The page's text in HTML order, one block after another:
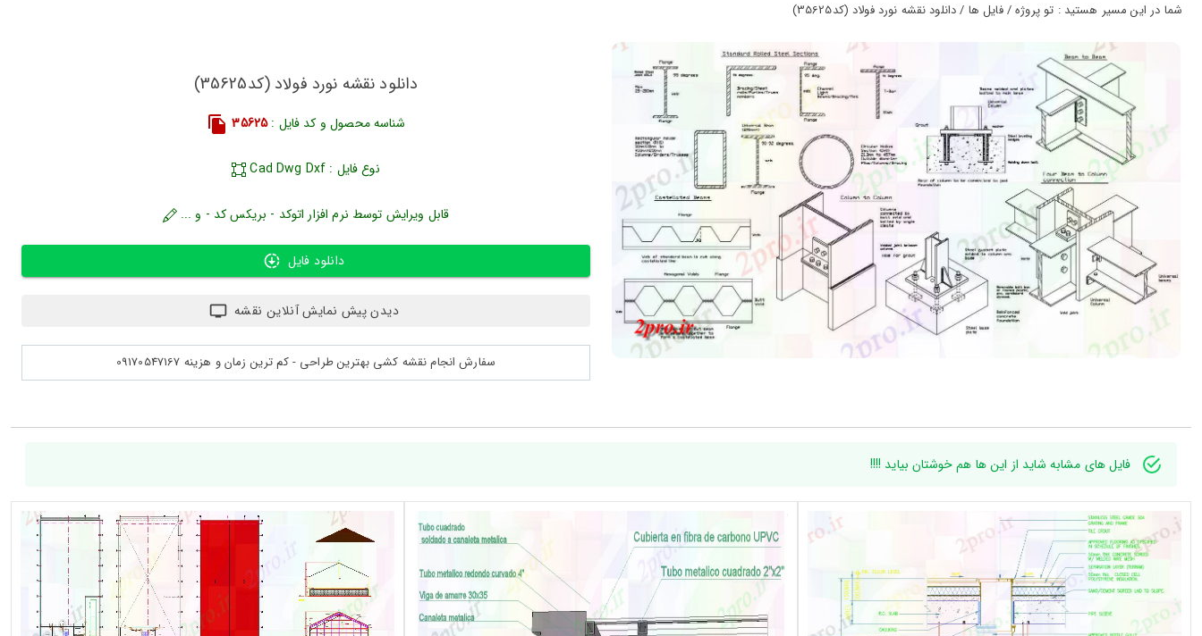
حساب
کاربری
ثبت
بازیابی
رمز
عبور
علاقه
مندی
ها
شما در این مسیر هستید : تو پروژه / فایل ها / دانلود نقشه نورد فولاد (کد35625)
دانلود نقشه نورد فولاد (کد35625)
شناسه محصول و کد فایل :35625
نوع فایل : Cad Dwg Dxf
قابل ویرایش توسط نرم افزار اتوکد - بریکس کد - و ...
دانلود فایل
دیدن پیش نمایش آنلاین نقشه
سفارش انجام نقشه کشی بهترین طراحی - کم ترین زمان و هزینه 09170547167
فایل های مشابه شاید از این ها هم خوشتان بیاید !!!!